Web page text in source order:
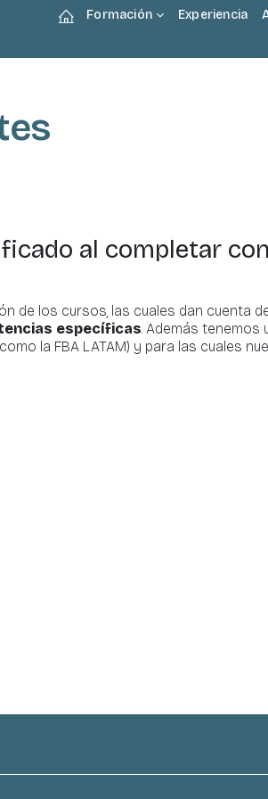
Formación Experiencia
al completar
de los cursos, las cuales dan cuenta
específicas. Además tenemos
la FBA LATAM) y para las cuales